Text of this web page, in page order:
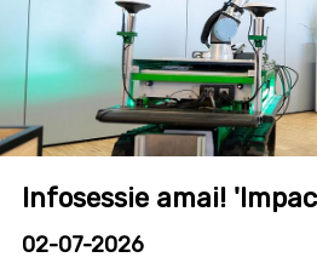
Infosessie amai!
02-07-2026